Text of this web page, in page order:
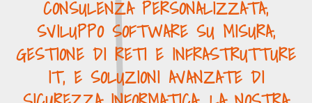
CONSULENZA PERSONALIZZATA,
SVILUPPO SOFTWARE SU MISURA,
GESTIONE DI RETI E INFRASTRUTTURE
IT, E SOLUZIONI AVANZATE DI